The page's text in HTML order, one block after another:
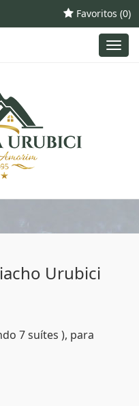
Favoritos (0)
Urubici
7 suítes ), para